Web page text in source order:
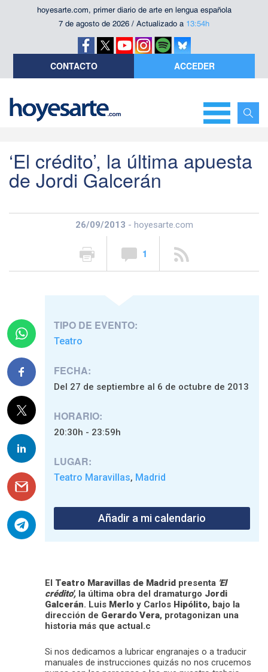
hoyesarte.com, primer diario de arte en lengua española
7 de agosto de 2026 / Actualizado a 13:54h
CONTACTO ACCEDER
‘El crédito’, la última apuesta
de Jordi Galcerán
26/09/2013 - hoyesarte.com
1
TIPO DE EVENTO:
Teatro
FECHA:
Del 27 de septiembre al 6 de octubre de 2013
HORARIO:
20:30h - 23:59h
LUGAR:
Teatro Maravillas, Madrid
Añadir a mi calendario
El Teatro Maravillas de Madrid presenta 'El
crédito', la última obra del dramaturgo Jordi
Galcerán. Luis Merlo y Carlos Hipólito, bajo la
dirección de Gerardo Vera, protagonizan una
historia más que actual.c
Si nos dedicamos a lubricar engranajes o a traducir
manuales de instrucciones quizás no nos crucemos